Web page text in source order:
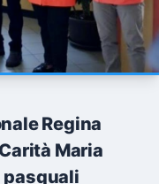
Regina
Maria
pasquali